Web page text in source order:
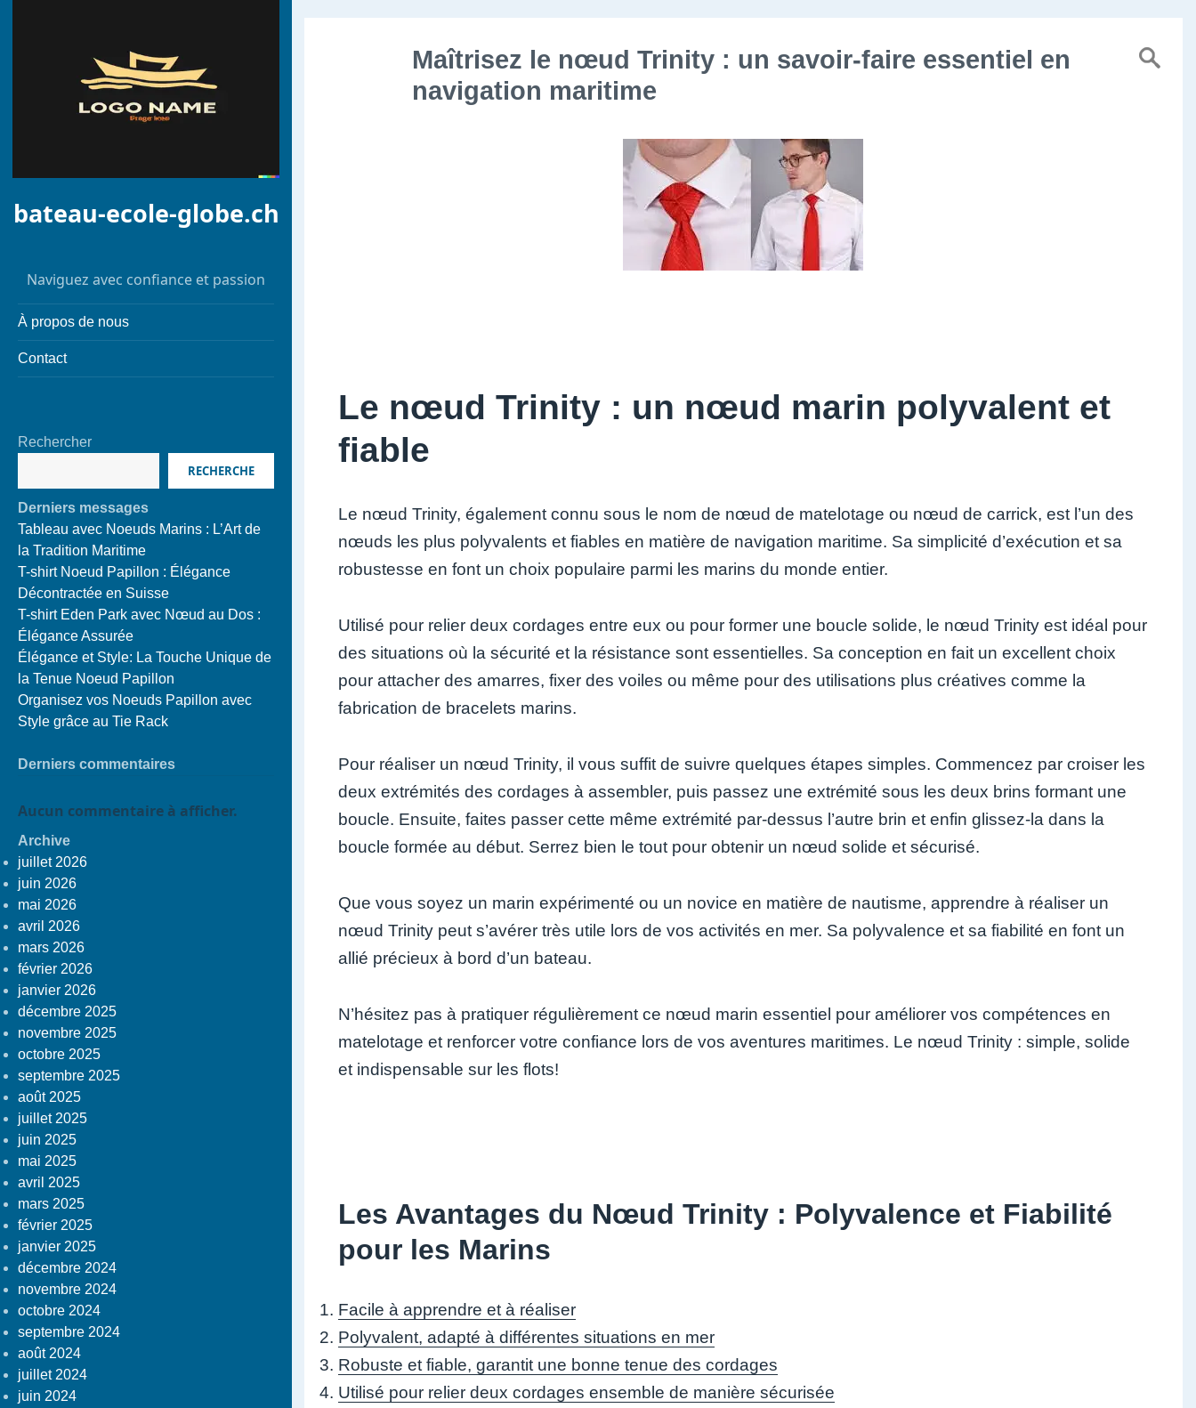
bateau-ecole-globe.ch
Naviguez avec confiance et passion
À propos de nous
Contact
Rechercher
RECHERCHE
Derniers messages
Tableau avec Noeuds Marins : L’Art de
la Tradition Maritime
T-shirt Noeud Papillon : Élégance
Décontractée en Suisse
T-shirt Eden Park avec Nœud au Dos :
Élégance Assurée
Élégance et Style: La Touche Unique de
la Tenue Noeud Papillon
Organisez vos Noeuds Papillon avec
Style grâce au Tie Rack
Derniers commentaires
Aucun commentaire à afficher.
Archive
juillet 2026
juin 2026
mai 2026
avril 2026
mars 2026
février 2026
janvier 2026
décembre 2025
novembre 2025
octobre 2025
septembre 2025
août 2025
juillet 2025
juin 2025
mai 2025
avril 2025
mars 2025
février 2025
janvier 2025
décembre 2024
novembre 2024
octobre 2024
septembre 2024
août 2024
juillet 2024
juin 2024
Maîtrisez le nœud Trinity : un savoir-faire essentiel en
navigation maritime
Le nœud Trinity : un nœud marin polyvalent et
fiable
Le nœud Trinity, également connu sous le nom de nœud de matelotage ou nœud de carrick, est l’un des
nœuds les plus polyvalents et fiables en matière de navigation maritime. Sa simplicité d’exécution et sa
robustesse en font un choix populaire parmi les marins du monde entier.
Utilisé pour relier deux cordages entre eux ou pour former une boucle solide, le nœud Trinity est idéal pour
des situations où la sécurité et la résistance sont essentielles. Sa conception en fait un excellent choix
pour attacher des amarres, fixer des voiles ou même pour des utilisations plus créatives comme la
fabrication de bracelets marins.
Pour réaliser un nœud Trinity, il vous suffit de suivre quelques étapes simples. Commencez par croiser les
deux extrémités des cordages à assembler, puis passez une extrémité sous les deux brins formant une
boucle. Ensuite, faites passer cette même extrémité par-dessus l’autre brin et enfin glissez-la dans la
boucle formée au début. Serrez bien le tout pour obtenir un nœud solide et sécurisé.
Que vous soyez un marin expérimenté ou un novice en matière de nautisme, apprendre à réaliser un
nœud Trinity peut s’avérer très utile lors de vos activités en mer. Sa polyvalence et sa fiabilité en font un
allié précieux à bord d’un bateau.
N’hésitez pas à pratiquer régulièrement ce nœud marin essentiel pour améliorer vos compétences en
matelotage et renforcer votre confiance lors de vos aventures maritimes. Le nœud Trinity : simple, solide
et indispensable sur les flots!
Les Avantages du Nœud Trinity : Polyvalence et Fiabilité
pour les Marins
Facile à apprendre et à réaliser
Polyvalent, adapté à différentes situations en mer
Robuste et fiable, garantit une bonne tenue des cordages
Utilisé pour relier deux cordages ensemble de manière sécurisée